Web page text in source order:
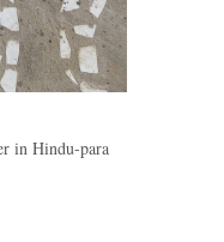
in Hindu-para